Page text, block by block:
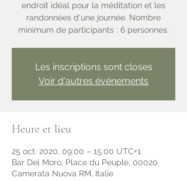
endroit idéal pour la méditation et les
randonnées d'une journée. Nombre
minimum de participants : 6 personnes.
Les inscriptions sont closes
Voir d'autres événements
Heure et lieu
25 oct. 2020, 09:00 – 15:00 UTC+1
Bar Del Moro, Place du Peuple, 00020
Camerata Nuova RM, Italie